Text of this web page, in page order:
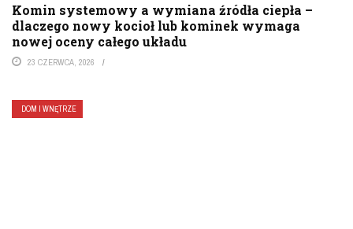
Komin systemowy a wymiana źródła ciepła –
dlaczego nowy kocioł lub kominek wymaga
nowej oceny całego układu
23 CZERWCA, 2026
DOM I WNĘTRZE